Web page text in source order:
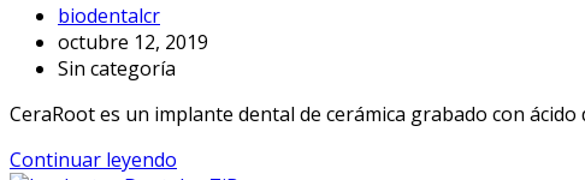
biodentalcr
octubre 12, 2019
Sin categoría
CeraRoot es un implante dental de cerámica grabado con
Continuar leyendo